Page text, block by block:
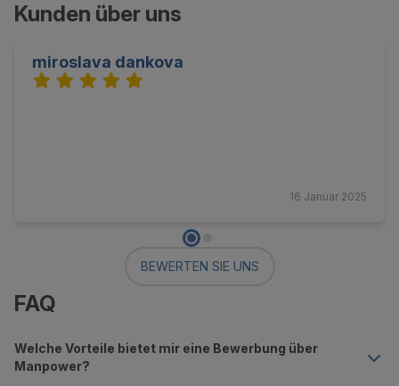
Kunden über uns
miroslava dankova
16 Januar 2025
BEWERTEN SIE UNS
FAQ
Welche Vorteile bietet mir eine Bewerbung über
Manpower?